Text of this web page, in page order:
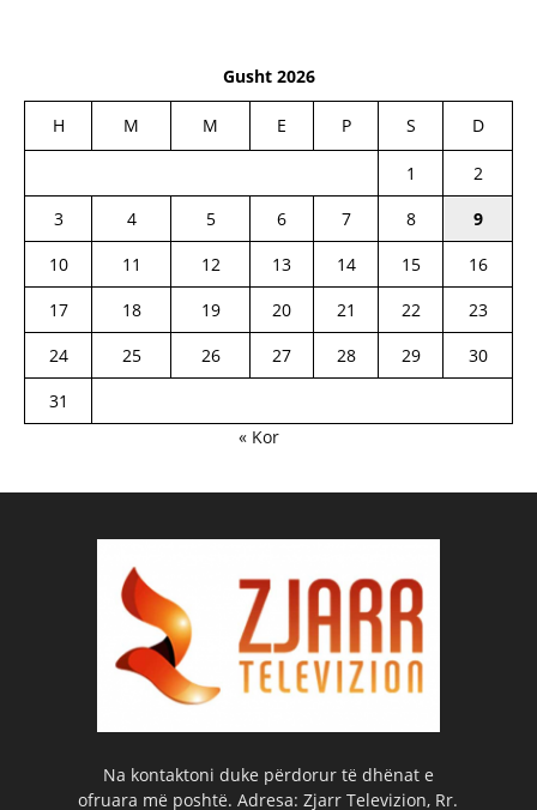
Gusht 2026
H M M E P S D
1
2
3
4 5 6 7 8
9
10
11 12 13 14 15
16
17
18 19 20 21 22
23
24
25 26 27 28 29
30
31
« Kor
Na kontaktoni duke përdorur të dhënat e
ofruara më poshtë. Adresa: Zjarr Televizion, Rr.